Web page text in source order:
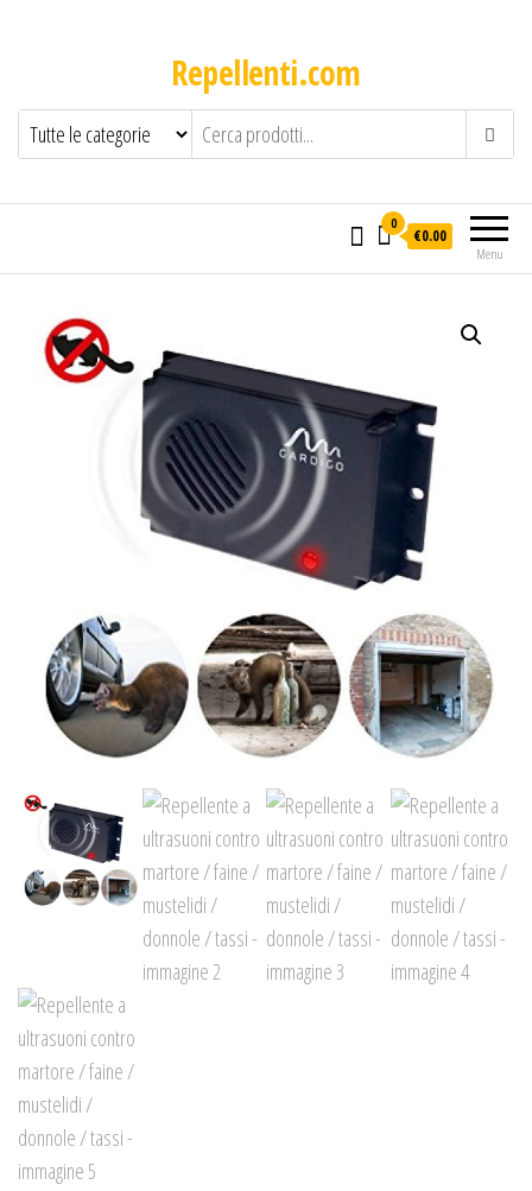
Repellenti.com
Menu
0
€0.00